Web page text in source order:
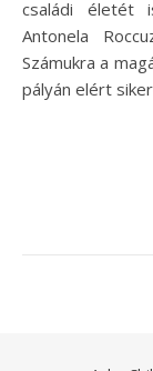
családi életét
Antonela
Számukra a
pályán elért